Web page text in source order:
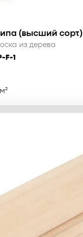
(высший сорт)
из дерева
F-1